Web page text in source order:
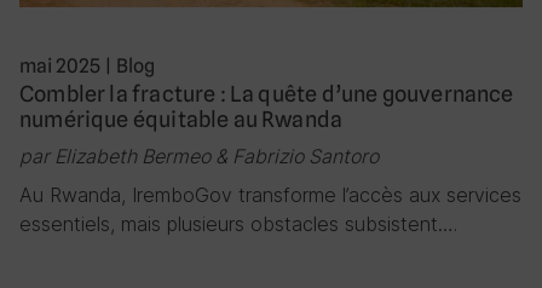
mai 2025 Blog
Combler la fracture : La quête d’une gouvernance
numérique équitable au Rwanda
par Elizabeth Bermeo & Fabrizio Santoro
Au Rwanda, IremboGov transforme l’accès aux services
essentiels, mais plusieurs obstacles subsistent….